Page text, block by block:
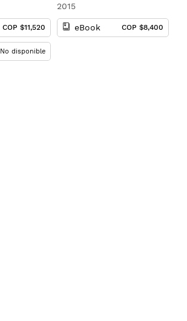
COP $11,520
No disponible
2015
eBook COP $8,400